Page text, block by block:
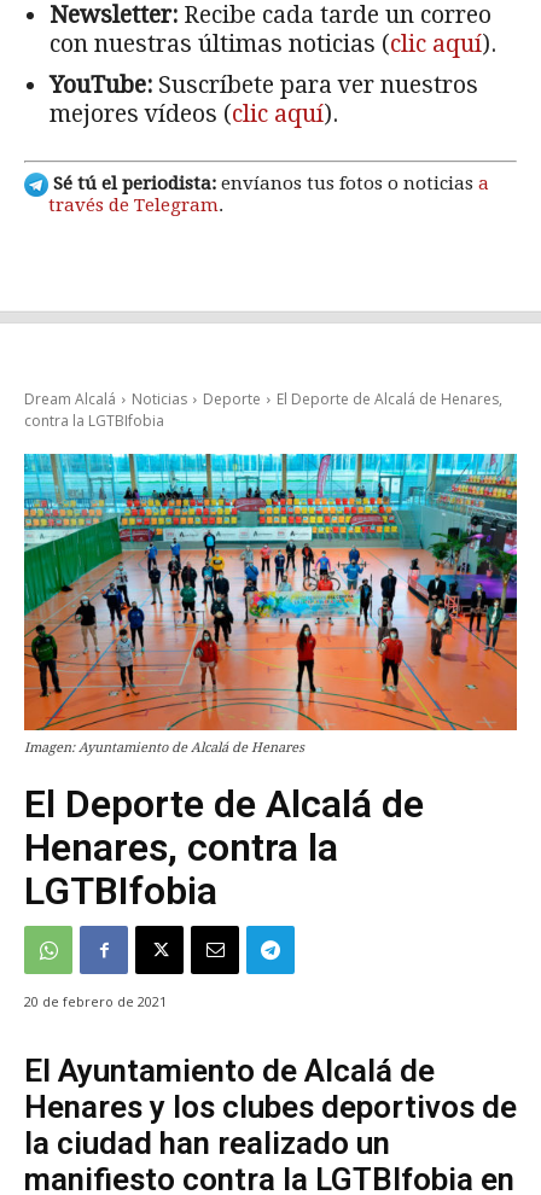
Newsletter: Recibe cada tarde un correo
con nuestras últimas noticias (clic aquí).
YouTube: Suscríbete para ver nuestros
mejores vídeos (clic aquí).
Sé tú el periodista: envíanos tus fotos o noticias a
través de Telegram.